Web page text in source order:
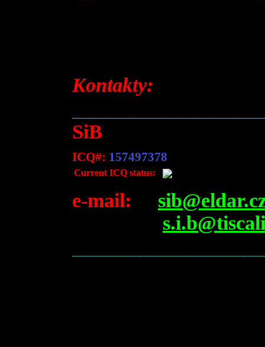
Kontakty:
SiB
ICQ#: 157497378
Current ICQ status:
e-mail: